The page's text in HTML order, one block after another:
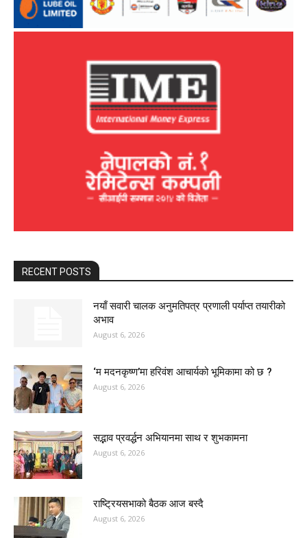
RECENT POSTS
नयाँ सवारी चालक अनुमतिपत्र प्रणाली पर्याप्त तयारीको
अभाव
August 6, 2026
‘म मदनकृष्ण’मा हरिवंश आचार्यको भूमिकामा को छ ?
August 6, 2026
सद्भाव प्रवर्द्धन अभियानमा साथ र शुभकामना
August 6, 2026
राष्ट्रियसभाको बैठक आज बस्दै
August 6, 2026